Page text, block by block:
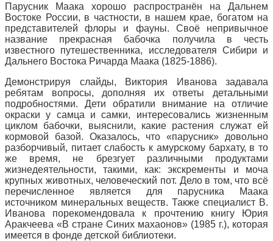
Парусник Маака хорошо распространён на Дальнем
Востоке России, в частности, в нашем крае, богатом на
представителей флоры и фауны. Своё непривычное
название прекрасная бабочка получила в честь
известного путешественника, исследователя Сибири и
Дальнего Востока Ричарда Маака (1825-1886).
Демонстрируя слайды, Виктория Иванова задавала
ребятам вопросы, дополняя их ответы детальными
подробностями. Дети обратили внимание на отличие
окраски у самца и самки, интересовались жизненным
циклом бабочки, выяснили, какие растения служат ей
кормовой базой. Оказалось, что «парусник» довольно
разборчивый, питает слабость к амурскому бархату, в то
же время, не брезгует различными продуктами
жизнедеятельности, такими, как: экскременты и моча
крупных животных, человеческий пот. Дело в том, что всё
перечисленное является для парусника Маака
источником минеральных веществ. Также специалист В.
Иванова порекомендовала к прочтению книгу Юрия
Аракчеева «В стране Синих махаонов» (1985 г.), которая
имеется в фонде детской библиотеки.